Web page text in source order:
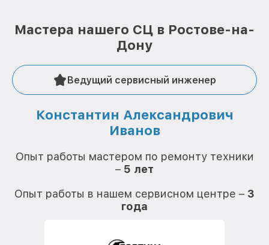
Мастера нашего СЦ в Ростове-на-
Дону
Ведущий сервисный инженер
Константин Александрович
Иванов
Опыт работы мастером по ремонту техники
– 5 лет
Опыт работы в нашем сервисном центре – 3
года